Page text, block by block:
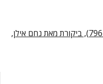
- ביטאון הקיבוץ הדתי (גיליון 796), ביקורת מאת נחם אילן,